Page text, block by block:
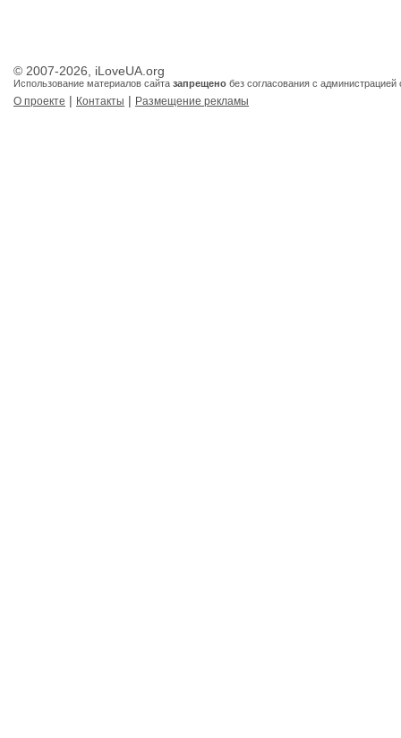
© 2007-2026, iLoveUA.org
Использование материалов сайта запрещено без согласования с администрацией
О проекте | Контакты | Размещение рекламы